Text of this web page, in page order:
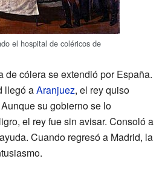
el hospital de coléricos de
de cólera se extendió por España.
llegó aAranjuez, el rey quiso
su gobierno se lo
el rey fue sin avisar. Consoló a
Cuando regresó a Madrid, la